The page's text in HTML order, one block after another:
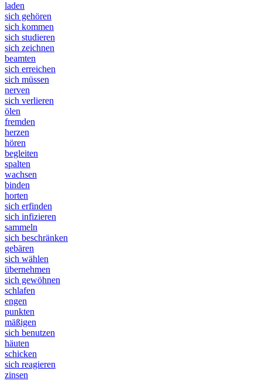
laden
sich gehören
sich kommen
sich studieren
sich zeichnen
beamten
sich erreichen
sich müssen
nerven
sich verlieren
ölen
fremden
herzen
hören
begleiten
spalten
wachsen
binden
horten
sich erfinden
sich infizieren
sammeln
sich beschränken
gebären
sich wählen
übernehmen
sich gewöhnen
schlafen
engen
punkten
mäßigen
sich benutzen
häuten
schicken
sich reagieren
zinsen